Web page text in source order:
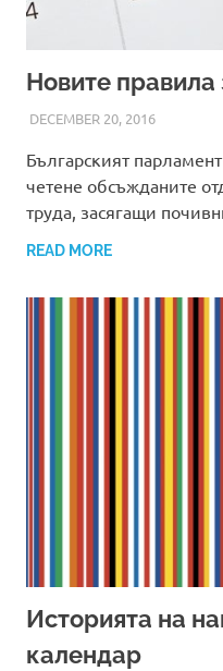
Новите правила
DECEMBER 20, 2016ADMIN
Българският
четене обсъжданите
труда, засягащи
READ MORE
Историята на
календар